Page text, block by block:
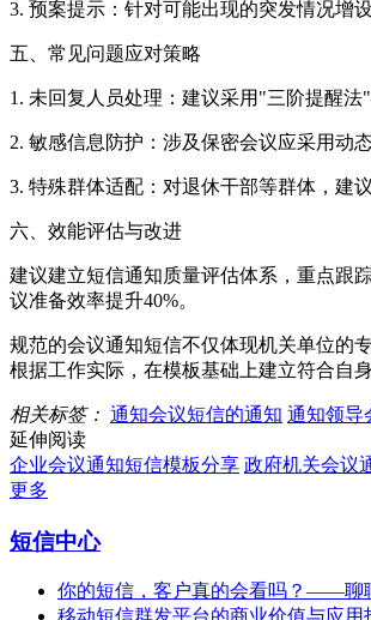
3. 预案提示：针对可能出现的突发情况增
五、常见问题应对策略
1. 未回复人员处理：建议采用"三阶提醒
2. 敏感信息防护：涉及保密会议应采用动
3. 特殊群体适配：对退休干部等群体，建
六、效能评估与改进
建议建立短信通知质量评估体系，重点跟
议准备效率提升40%。
规范的会议通知短信不仅体现机关单位的
根据工作实际，在模板基础上建立符合自
相关标签： 通知会议短信的通知 通知领导
延伸阅读
企业会议通知短信模板分享 政府机关会议
更多
短信中心
你的短信，客户真的会看吗？——聊